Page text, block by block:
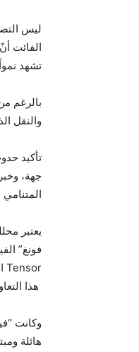
ليس
تشهد
بالرغم
والنقل
تأكيد
جهة،
المتنامي
فونغ”
Tensor الطموح.
هذا